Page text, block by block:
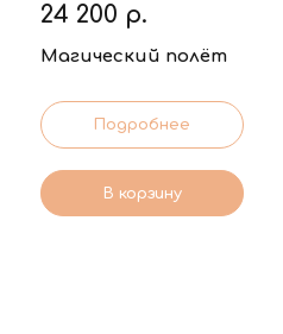
24 200 р.
Магический полёт
Подробнее
В корзину